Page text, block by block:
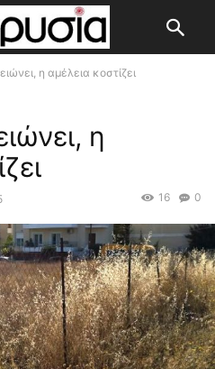
η αμέλεια κοστίζει
η
0
16